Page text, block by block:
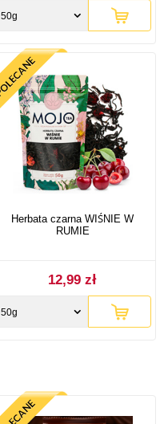
50g
Herbata czarna WIŚNIE W
RUMIE
12,99 zł
50g